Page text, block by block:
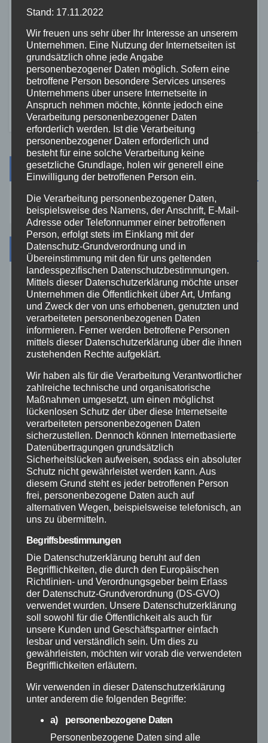
ZOLL
Großfund am Flughafen
Frankfurt: 654 Kilogramm
Marihuana unter Solarmodulen
entdeckt
26. MÄRZ 2026
Suche
Kategorien
Aktuelles
Allgemein
Altenkirchen
Bundespolizei
Feuerwehr
Hilfsorganisationen
Mayen-Koblenz
Neuwied
Polizei
Rettungsdienst
Rhein-Lahn
THW
Veranstaltungen
Video
Stand: 17.11.2022
Wir freuen uns sehr über Ihr Interesse an unserem
Unternehmen. Eine Nutzung der Internetseiten ist
grundsätzlich ohne jede Angabe
personenbezogener Daten möglich. Sofern eine
betroffene Person besondere Services unseres
Unternehmens über unsere Internetseite in
Anspruch nehmen möchte, könnte jedoch eine
Verarbeitung personenbezogener Daten
erforderlich werden. Ist die Verarbeitung
personenbezogener Daten erforderlich und
besteht für eine solche Verarbeitung keine
gesetzliche Grundlage, holen wir generell eine
Einwilligung der betroffenen Person ein.
Die Verarbeitung personenbezogener Daten,
beispielsweise des Namens, der Anschrift, E-Mail-
Adresse oder Telefonnummer einer betroffenen
Person, erfolgt stets im Einklang mit der
Datenschutz-Grundverordnung und in
Übereinstimmung mit den für uns geltenden
landesspezifischen Datenschutzbestimmungen.
Mittels dieser Datenschutzerklärung möchte unser
Unternehmen die Öffentlichkeit über Art, Umfang
und Zweck der von uns erhobenen, genutzten und
verarbeiteten personenbezogenen Daten
informieren. Ferner werden betroffene Personen
mittels dieser Datenschutzerklärung über die ihnen
zustehenden Rechte aufgeklärt.
Wir haben als für die Verarbeitung Verantwortlicher
zahlreiche technische und organisatorische
Maßnahmen umgesetzt, um einen möglichst
lückenlosen Schutz der über diese Internetseite
verarbeiteten personenbezogenen Daten
sicherzustellen. Dennoch können Internetbasierte
Datenübertragungen grundsätzlich
Sicherheitslücken aufweisen, sodass ein absoluter
Schutz nicht gewährleistet werden kann. Aus
diesem Grund steht es jeder betroffenen Person
frei, personenbezogene Daten auch auf
alternativen Wegen, beispielsweise telefonisch, an
uns zu übermitteln.
Begriffsbestimmungen
Die Datenschutzerklärung beruht auf den
Begrifflichkeiten, die durch den Europäischen
Richtlinien- und Verordnungsgeber beim Erlass
der Datenschutz-Grundverordnung (DS-GVO)
verwendet wurden. Unsere Datenschutzerklärung
soll sowohl für die Öffentlichkeit als auch für
unsere Kunden und Geschäftspartner einfach
lesbar und verständlich sein. Um dies zu
gewährleisten, möchten wir vorab die verwendeten
Begrifflichkeiten erläutern.
Wir verwenden in dieser Datenschutzerklärung
unter anderem die folgenden Begriffe:
a) personenbezogene Daten
Personenbezogene Daten sind alle